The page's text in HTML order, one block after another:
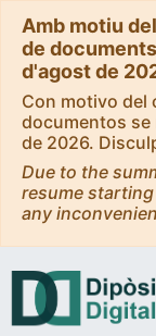
Amb motiu
de
d'agost de
Con motivo del
documentos se
de 2026.
Due to the
resume
any